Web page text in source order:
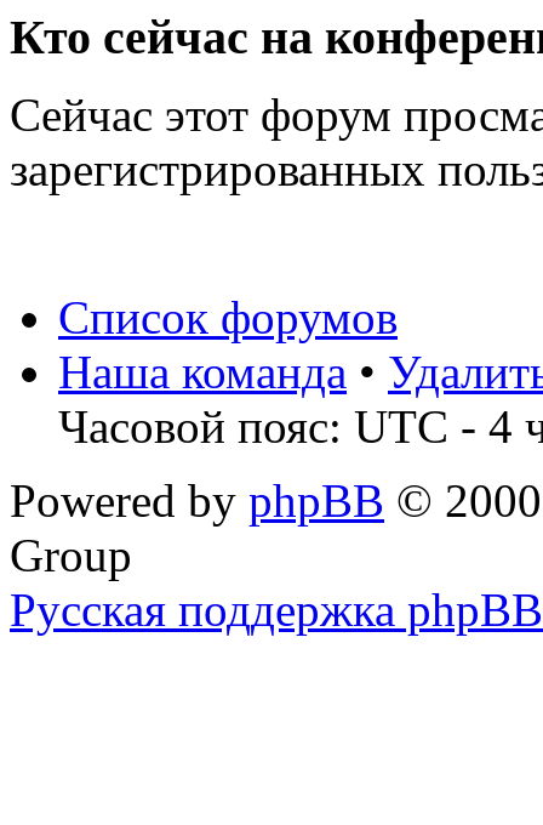
Кто сейчас на
Сейчас этот форум
зарегистрированных
Список форумов
Наша команда •
Часовой пояс: UTC - 4
Powered by phpBB ©
Group
Русская поддержка phpBB